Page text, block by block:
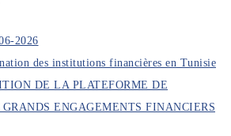
2026
des institutions financières en Tunisie
DE LA PLATEFORME DE
ENGAGEMENTS FINANCIERS